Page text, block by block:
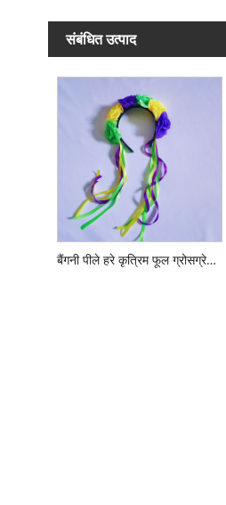
संबंधित उत्पाद
बैंगनी पीले हरे कृत्रिम फूल ग्रोसग्रेन रिबन हेडबैंड